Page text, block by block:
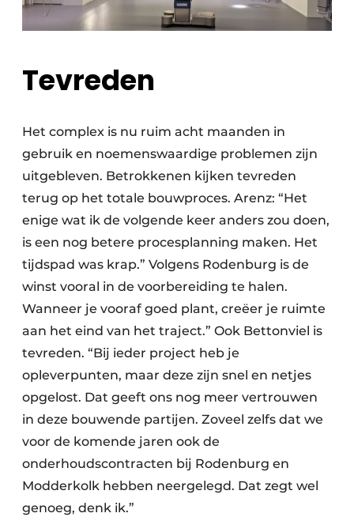
Tevreden
Het complex is nu ruim acht maanden in
gebruik en noemenswaardige problemen zijn
uitgebleven. Betrokkenen kijken tevreden
terug op het totale bouwproces. Arenz: “Het
enige wat ik de volgende keer anders zou doen,
is een nog betere procesplanning maken. Het
tijdspad was krap.” Volgens Rodenburg is de
winst vooral in de voorbereiding te halen.
Wanneer je vooraf goed plant, creëer je ruimte
aan het eind van het traject.” Ook Bettonviel is
tevreden. “Bij ieder project heb je
opleverpunten, maar deze zijn snel en netjes
opgelost. Dat geeft ons nog meer vertrouwen
in deze bouwende partijen. Zoveel zelfs dat we
voor de komende jaren ook de
onderhoudscontracten bij Rodenburg en
Modderkolk hebben neergelegd. Dat zegt wel
genoeg, denk ik.”